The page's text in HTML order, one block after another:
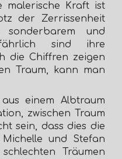
malerische Kraft ist
der Zerrissenheit
sonderbarem und
sind ihre
die Chiffren zeigen
Traum, kann man
einem Albtraum
zwischen Traum
sein, dass dies die
und Stefan
Träumen